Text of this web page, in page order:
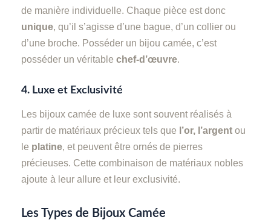
de manière individuelle. Chaque pièce est donc
unique, qu’il s’agisse d’une bague, d’un collier ou
d’une broche. Posséder un bijou camée, c’est
posséder un véritable chef-d’œuvre.
4. Luxe et Exclusivité
Les bijoux camée de luxe sont souvent réalisés à
partir de matériaux précieux tels que l’or, l’argent ou
le platine, et peuvent être ornés de pierres
précieuses. Cette combinaison de matériaux nobles
ajoute à leur allure et leur exclusivité.
Les Types de Bijoux Camée